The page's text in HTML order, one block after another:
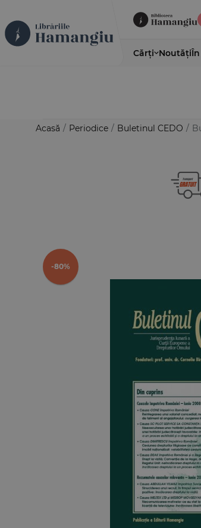
Cărți Noutăți
Acasă / Periodice / Buletinul CEDO /
-80%